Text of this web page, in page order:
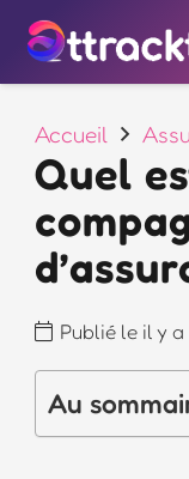
Accueil
Quel
Publié le il y a
Au